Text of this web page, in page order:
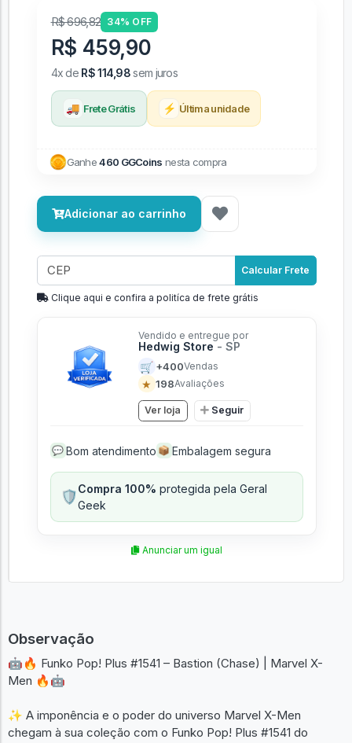
R$ 696,82 34% OFF
R$ 459,90
4x de R$ 114,98sem juros
🚚 Frete Grátis ⚡ Última unidade
Ganhe460 GGCoins nesta compra
Adicionar ao carrinho
Calcular Frete
Clique aqui e confira a politíca de frete grátis
Vendido e entregue por
Hedwig Store - SP
🛒 +400Vendas
★ 198Avaliações
Ver loja Seguir
💬 Bom atendimento 📦 Embalagem segura
🛡️Compra 100% protegida pela Geral
Geek
Anunciar um igual
Observação
🤖🔥 Funko Pop! Plus #1541 – Bastion (Chase) | Marvel X-
Men 🔥🤖
✨ A imponência e o poder do universo Marvel X-Men
chegam à sua coleção com o Funko Pop! Plus #1541 do